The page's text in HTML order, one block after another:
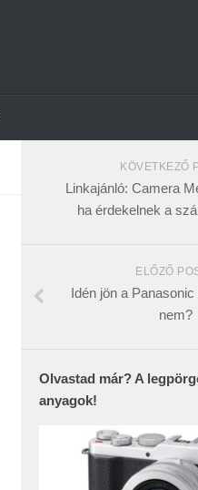
KÖVETKEZŐ
Linkajánló: Camera
ha érdekelnek a
ELŐZŐ
Idén jön a
nem?
Olvastad már? A
anyagok!